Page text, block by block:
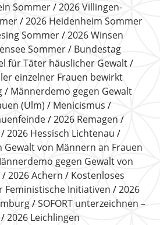
Sommer
2026 Villingen-
2026 Heidenheim Sommer
Sommer
2026 Winsen
Sommer
Bundestag
für Täter häuslicher Gewalt
einzelner Frauen bewirkt
Männerdemo gegen Gewalt
(Ulm)
Menicismus
2026 Remagen
2026 Hessisch Lichtenau
Gewalt von Männern an Frauen
gegen Gewalt von
2026 Achern
Kostenloses
Initiativen
2026
SOFORT unterzeichnen –
2026 Leichlingen